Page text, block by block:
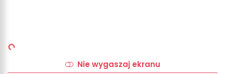
Nie wygaszaj ekranu